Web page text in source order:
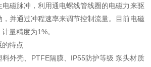
磁脉冲，利用通电螺线管线圈的电磁力来驱
并通过冲程速率来调节控制流量。目前电磁
量精度为1%。
的特点
外壳、PTFE隔膜、IP55防护等级 泵头材质